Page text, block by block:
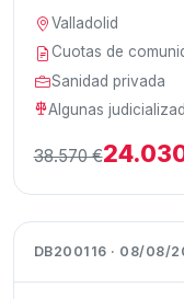
Valladolid
Cuotas de
Sanidad privada
Algunas
38.570 €
DB200116 · 08/08/